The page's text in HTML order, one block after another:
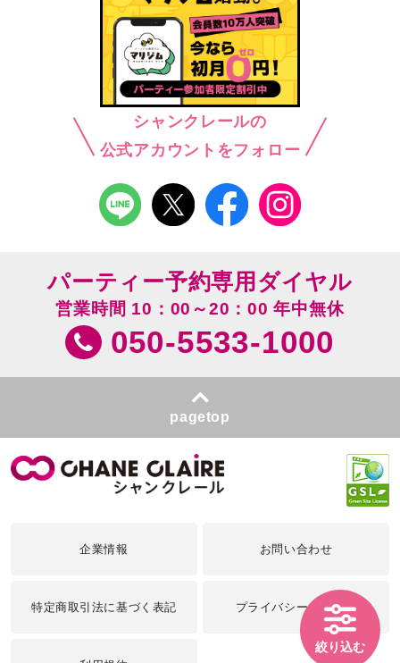
シャンクレールの
公式アカウントをフォロー
絞り込む
パーティー予約専用ダイヤル
営業時間 10：00～20：00 年中無休
050-5533-1000
pagetop
企業情報 お問い合わせ
特定商取引法に基づく表記 プライバシーポリシー